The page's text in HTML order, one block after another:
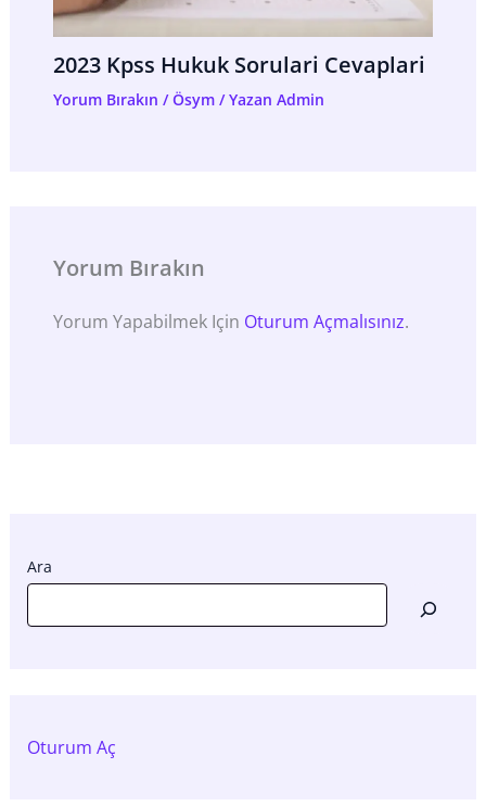
2023 Kpss Hukuk Sorulari Cevaplari
Yorum Bırakın /Ösym/ Yazan Admin
Yorum Bırakın
Yorum Yapabilmek Için Oturum Açmalısınız.
Ara
Oturum Aç